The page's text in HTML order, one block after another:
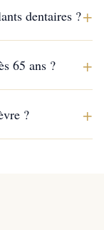
dentaires ?+
65 ans ? +
? +